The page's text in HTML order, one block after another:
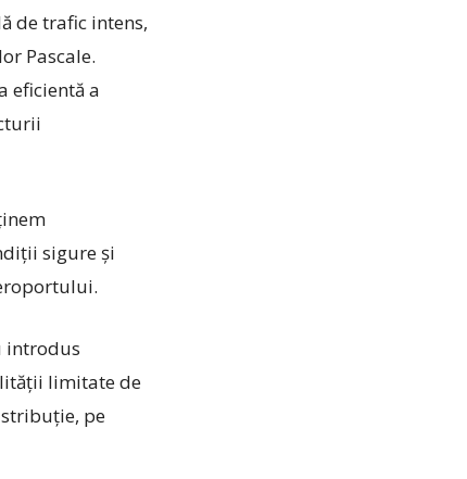
de trafic intens,
Pascale.
eficientă a
sigure și
introdus
limitate de
pe